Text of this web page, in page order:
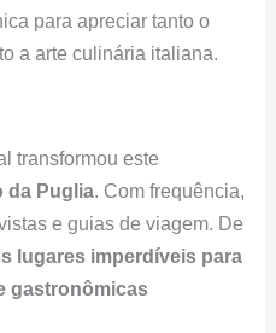
para apreciar tanto o
a arte culinária italiana.
transformou este
da Puglia . Com frequência,
e guias de viagem. De
lugares imperdíveis para
gastronômicas